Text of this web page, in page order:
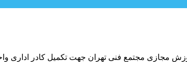
مجازی مجتمع فنی تهران جهت تکمیل کادر اداری